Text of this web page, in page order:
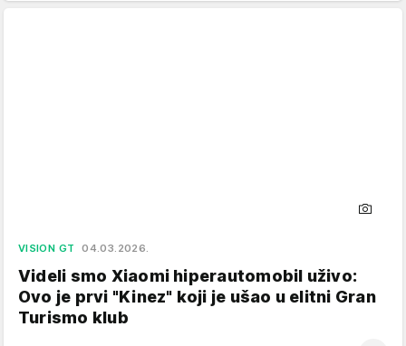
VISION GT 04.03.2026.
Videli smo Xiaomi hiperautomobil uživo:
Ovo je prvi "Kinez" koji je ušao u elitni Gran
Turismo klub